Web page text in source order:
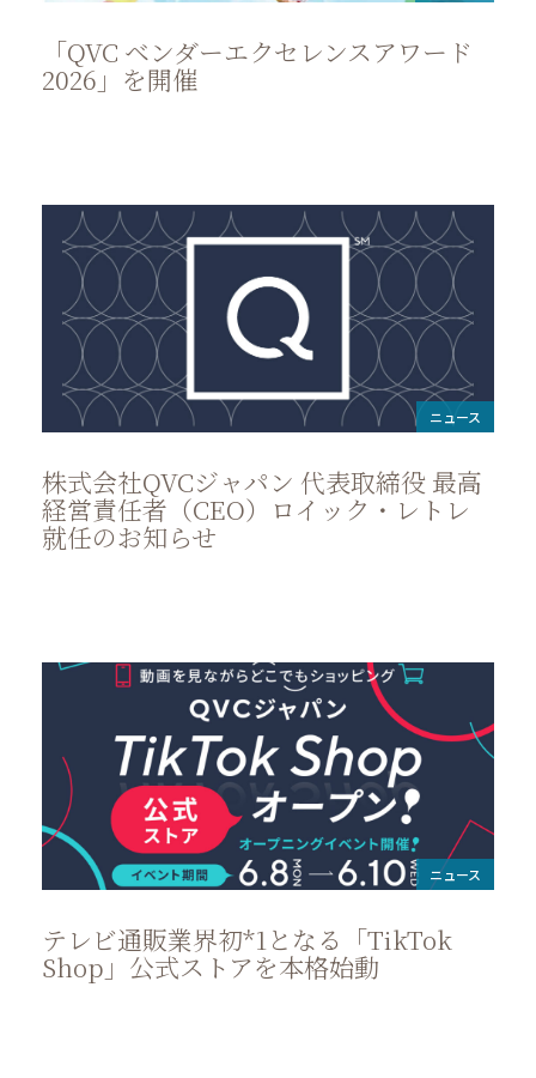
「QVC ベンダーエクセレンスアワード
2026」を開催
ニュース
株式会社QVCジャパン 代表取締役 最高
経営責任者（CEO）ロイック・レトレ
就任のお知らせ
ニュース
テレビ通販業界初*1となる「TikTok
Shop」公式ストアを本格始動